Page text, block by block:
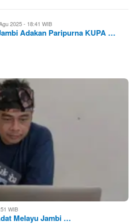
2025 - 18:41 WIB
Adakan Paripurna KUPA …
WIB
Melayu Jambi …